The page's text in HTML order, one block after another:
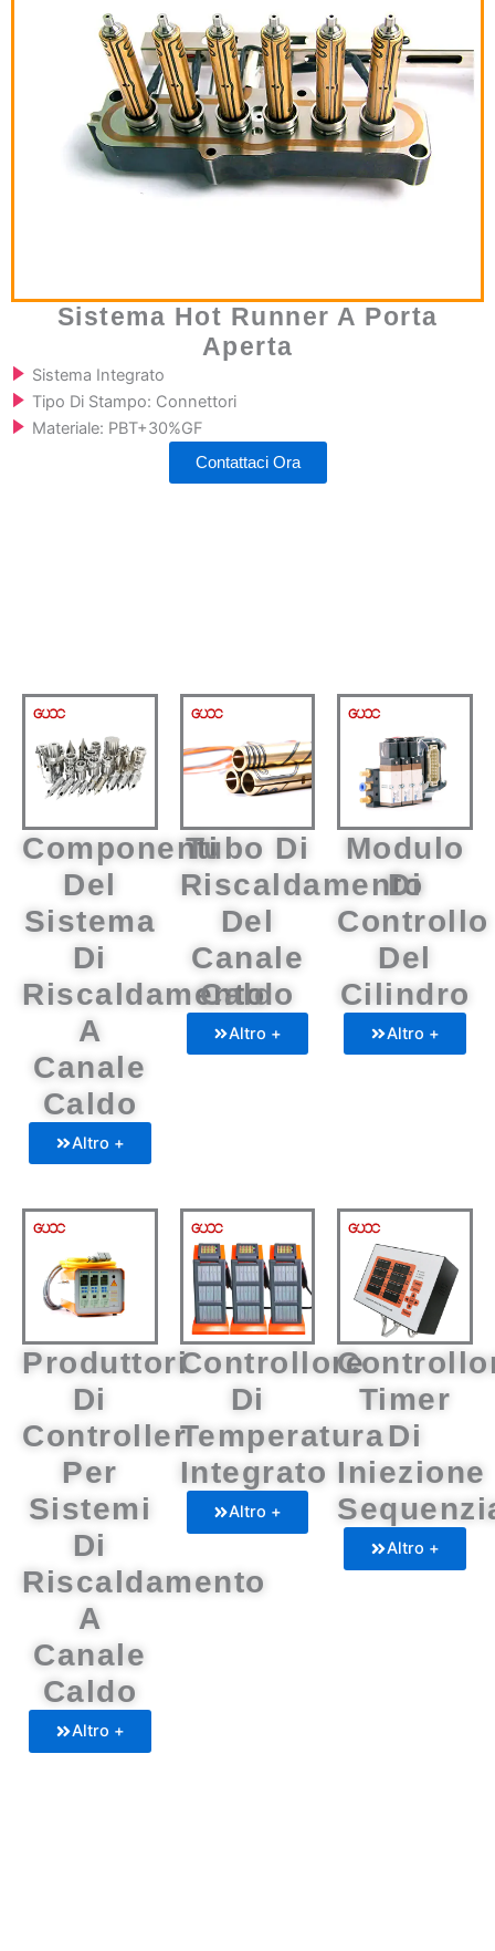
Sistema Hot Runner A Porta
Aperta
Sistema Integrato
Tipo Di Stampo: Connettori
Materiale: PBT+30%GF
Contattaci Ora
Componenti
Del
Sistema
Di
Riscaldamento
A
Canale
Caldo
Altro +
Tubo Di
Riscaldamento
Del
Canale
Caldo
Altro +
Modulo
Di
Controllo
Del
Cilindro
Altro +
Produttori
Di
Controller
Per
Sistemi
Di
Riscaldamento
A
Canale
Caldo
Altro +
Controllore
Di
Temperatura
Integrato
Altro +
Timer
Di
Iniezione
Altro +